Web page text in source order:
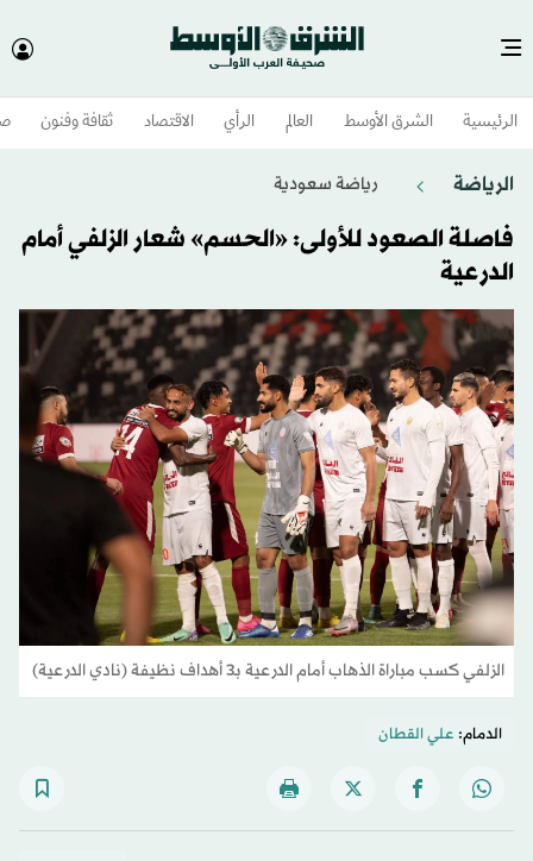
الرئيسية الشرق الأوسط​ العالم الرأي الاقتصاد ثقافة وفنون
الرياضة رياضة سعودية
فاصلة الصعود للأولى: «الحسم» شعار الزلفي أمام
الدرعية
الزلفي كسب مباراة الذهاب أمام الدرعية بـ3 أهداف نظيفة (نادي الدرعية)
الدمام: علي القطان